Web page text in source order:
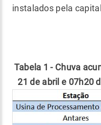
instalados pela
Tabela 1 - Chuva
21 de abril e 07h20